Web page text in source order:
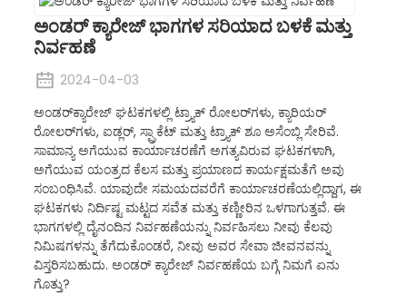
ಅಂಡರ್ ಕ್ಯಾರೇಜ್ ಭಾಗಗಳ ಸರಿಯಾದ ಬಳಕೆ ಮತ್ತು
ನಿರ್ವಹಣೆ
2024-04-03
ಅಂಡರ್‌ಕ್ಯಾರೇಜ್ ಘಟಕಗಳಲ್ಲಿ ಟ್ರ್ಯಾಕ್ ರೋಲರ್‌ಗಳು, ಕ್ಯಾರಿಯರ್
ರೋಲರ್‌ಗಳು, ಐಡ್ಲರ್, ಸ್ಪ್ರಾಕೆಟ್ ಮತ್ತು ಟ್ರ್ಯಾಕ್ ಶೂ ಅಸೆಂಬ್ಲಿ ಸೇರಿವೆ.
ಸಾಮಾನ್ಯ ಅಗೆಯುವ ಕಾರ್ಯಾಚರಣೆಗೆ ಅಗತ್ಯವಿರುವ ಘಟಕಗಳಾಗಿ,
ಅಗೆಯುವ ಯಂತ್ರದ ಕೆಲಸ ಮತ್ತು ಪ್ರಯಾಣದ ಕಾರ್ಯಕ್ಷಮತೆಗೆ ಅವು
ಸಂಬಂಧಿಸಿವೆ. ಯಾವುದೇ ಸಮಯದವರೆಗೆ ಕಾರ್ಯಾಚರಣೆಯಲ್ಲಿದ್ದಾಗ, ಈ
ಘಟಕಗಳು ನಿರ್ದಿಷ್ಟ ಮಟ್ಟದ ಸವೆತ ಮತ್ತು ಕಣ್ಣೀರಿನ ಒಳಗಾಗುತ್ತವೆ. ಈ
ಭಾಗಗಳಲ್ಲಿ ದೈನಂದಿನ ನಿರ್ವಹಣೆಯನ್ನು ನಿರ್ವಹಿಸಲು ನೀವು ಕೆಲವು
ನಿಮಿಷಗಳನ್ನು ತೆಗೆದುಕೊಂಡರೆ, ನೀವು ಅವರ ಸೇವಾ ಜೀವನವನ್ನು
ವಿಸ್ತರಿಸಬಹುದು. ಅಂಡರ್ ಕ್ಯಾರೇಜ್ ನಿರ್ವಹಣೆಯ ಬಗ್ಗೆ ನಿಮಗೆ ಏನು
ಗೊತ್ತು?